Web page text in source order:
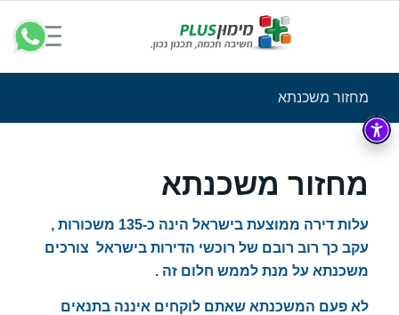
מחזור משכנתא
מחזור משכנתא
עלות דירה ממוצעת בישראל הינה כ-135 משכורות ,
עקב כך רוב רובם של רוכשי הדירות בישראל צורכים
משכנתא על מנת לממש חלום זה .
לא פעם המשכנתא שאתם לוקחים איננה בתנאים